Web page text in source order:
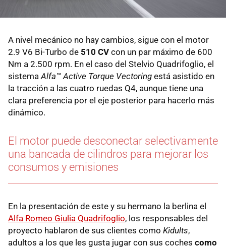
A nivel mecánico no hay cambios, sigue con el motor
2.9 V6 Bi-Turbo de 510 CV con un par máximo de 600
Nm a 2.500 rpm. En el caso del Stelvio Quadrifoglio, el
sistemaAlfa™ Active Torque Vectoring está asistido en
la tracción a las cuatro ruedas Q4, aunque tiene una
clara preferencia por el eje posterior para hacerlo más
dinámico.
El motor puede desconectar selectivamente
una bancada de cilindros para mejorar los
consumos y emisiones
En la presentación de este y su hermano la berlina el
Alfa Romeo Giulia Quadrifoglio, los responsables del
proyecto hablaron de sus clientes como Kidults,
adultos a los que les gusta jugar con sus coches como